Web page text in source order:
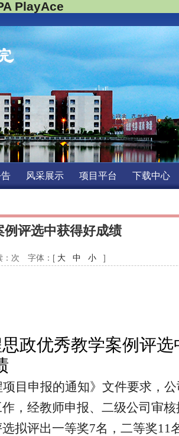
风采展示 项目平台 下载中心
评选中获得好成绩
次字体：[ 大 中 小 ]
思政优秀教学案例评选
目申报的通知》文件要求，
，经教师申报、二级公司审核
拟评出一等奖7名，二等奖11